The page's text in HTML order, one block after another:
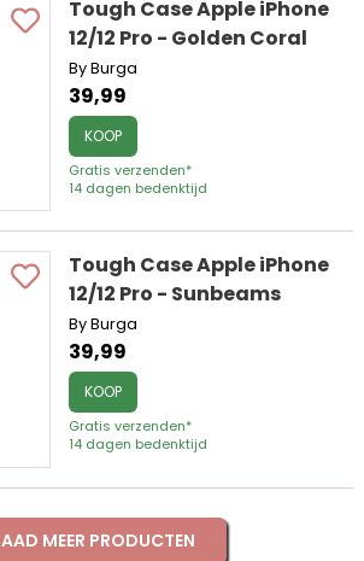
Tough Case Apple iPhone
12/12 Pro - Golden Coral
By Burga
39,99
KOOP
Gratis verzenden*
14 dagen bedenktijd
Tough Case Apple iPhone
12/12 Pro - Sunbeams
By Burga
39,99
KOOP
Gratis verzenden*
14 dagen bedenktijd
MEER PRODUCTEN